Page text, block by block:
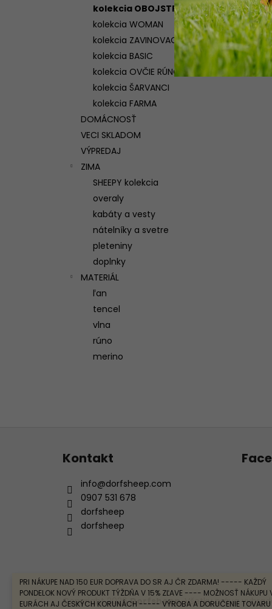
PRI NÁKUPE NAD 150 EUR DOPRAVA DO SR AJ ČR ZDARMA! ----- KAŽDÝ
PONDELOK NOVÝ PRODUKT TÝŽDŇA V 15% ZĽAVE ---- MOŽNOSŤ NÁKUPU
EURÁCH AJ ČESKÝCH KORUNÁCH ----- VÝROBA A DORUČENIE TOVARU
kolekcia OBOJSTRANNÁ
kolekcia WOMAN
kolekcia ZAVINOVACIA
kolekcia BASIC
kolekcia OVČIE RÚNO
kolekcia ŠARVANCI
kolekcia FARMA
DOMÁCNOSŤ
VECI SKLADOM
VÝPREDAJ
ZIMA
SHEEPY kolekcia
overaly
kabáty a vesty
nátelníky a svetre
pleteniny
doplnky
MATERIÁL
ľan
tencel
vlna
rúno
merino
Kontakt
info@dorfsheep.com
0907 531 678
dorfsheep
dorfsheep
Copyright 2026Dorfsheep. Všetky práva